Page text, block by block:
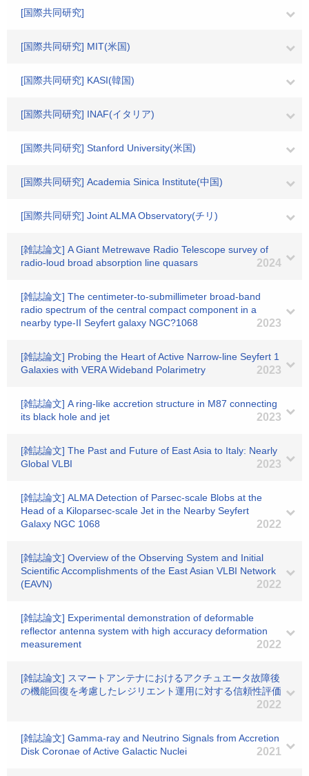
[国際共同研究]
[国際共同研究] MIT(米国)
[国際共同研究] KASI(韓国)
[国際共同研究] INAF(イタリア)
[国際共同研究] Stanford University(米国)
[国際共同研究] Academia Sinica Institute(中国)
[国際共同研究] Joint ALMA Observatory(チリ)
[雑誌論文] A Giant Metrewave Radio Telescope survey of
radio-loud broad absorption line quasars
2024
[雑誌論文] The centimeter-to-submillimeter broad-band
radio spectrum of the central compact component in a
nearby type-II Seyfert galaxy NGC?1068
2023
[雑誌論文] Probing the Heart of Active Narrow-line Seyfert 1
Galaxies with VERA Wideband Polarimetry
2023
[雑誌論文] A ring-like accretion structure in M87 connecting
its black hole and jet
2023
[雑誌論文] The Past and Future of East Asia to Italy: Nearly
Global VLBI
2023
[雑誌論文] ALMA Detection of Parsec-scale Blobs at the
Head of a Kiloparsec-scale Jet in the Nearby Seyfert
Galaxy NGC 1068
2022
[雑誌論文] Overview of the Observing System and Initial
Scientific Accomplishments of the East Asian VLBI Network
(EAVN)
2022
[雑誌論文] Experimental demonstration of deformable
reflector antenna system with high accuracy deformation
measurement
2022
[雑誌論文] スマートアンテナにおけるアクチュエータ故障後
の機能回復を考慮したレジリエント運用に対する信頼性評価
2022
[雑誌論文] Gamma-ray and Neutrino Signals from Accretion
Disk Coronae of Active Galactic Nuclei
2021